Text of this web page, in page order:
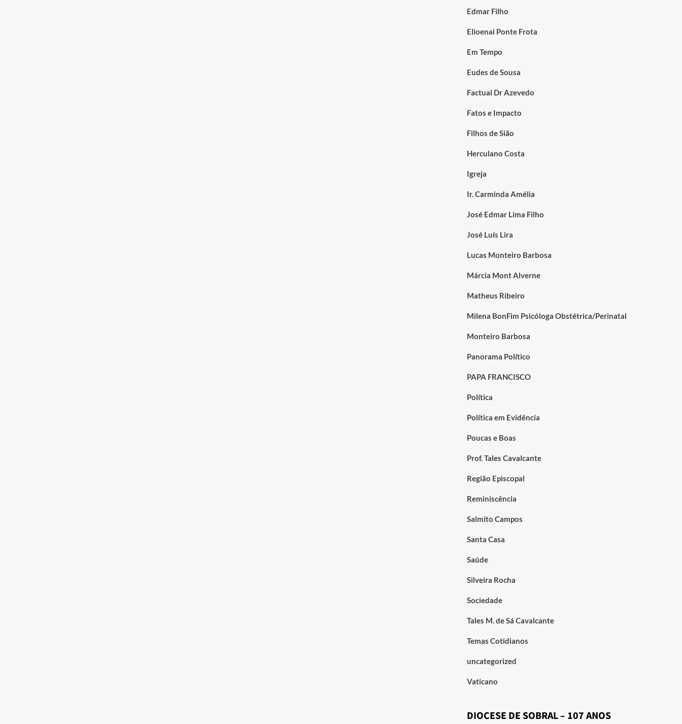
Edmar Filho
Elioenai Ponte Frota
Em Tempo
Eudes de Sousa
Factual Dr Azevedo
Fatos e Impacto
Filhos de Sião
Herculano Costa
Igreja
Ir. Carminda Amélia
José Edmar Lima Filho
José Luís Lira
Lucas Monteiro Barbosa
Márcia Mont Alverne
Matheus Ribeiro
Milena BonFim Psicóloga Obstétrica/Perinatal
Monteiro Barbosa
Panorama Político
PAPA FRANCISCO
Política
Política em Evidência
Poucas e Boas
Prof. Tales Cavalcante
Região Episcopal
Reminiscência
Salmito Campos
Santa Casa
Saúde
Silveira Rocha
Sociedade
Tales M. de Sá Cavalcante
Temas Cotidianos
uncategorized
Vaticano
DIOCESE DE SOBRAL – 107 ANOS